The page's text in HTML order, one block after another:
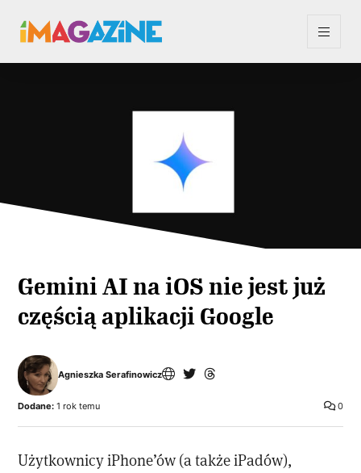
Gemini AI na iOS nie jest już
częścią aplikacji Google
Agnieszka Serafinowicz
0
Dodane: 1 rok temu
Użytkownicy iPhone’ów (a także iPadów),